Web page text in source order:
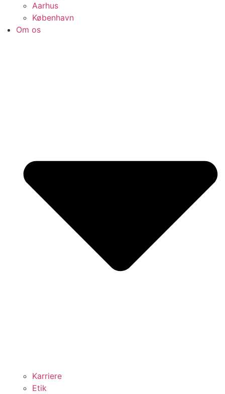
Aarhus
København
Om os
Karriere
Etik